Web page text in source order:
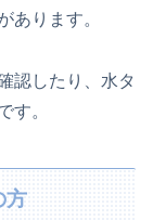
あります。
認したり、水タ
す。
方